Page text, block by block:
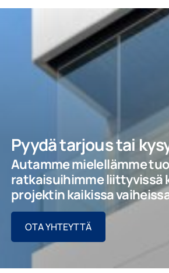
Pyydä tarjous tai
Autamme mielellämme
ratkaisuihimme liittyvissä
projektin kaikissa
OTA YHTEYTTÄ